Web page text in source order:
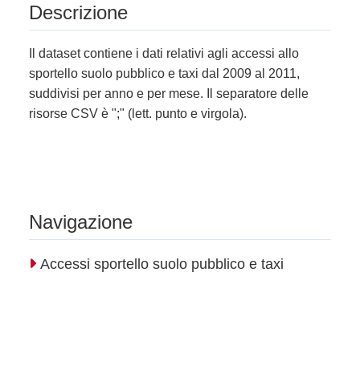
Descrizione
Il dataset contiene i dati relativi agli accessi allo
sportello suolo pubblico e taxi dal 2009 al 2011,
suddivisi per anno e per mese. Il separatore delle
risorse CSV è ";" (lett. punto e virgola).
Navigazione
Accessi sportello suolo pubblico e taxi